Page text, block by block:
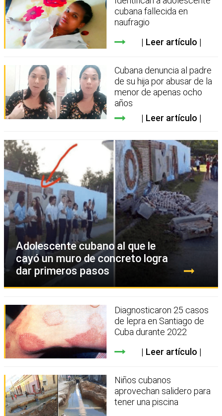
cubana fallecida en
naufragio
Leer artículo
Cubana denuncia al padre
de su hija por abusar de la
menor de apenas ocho
años
Leer artículo
Adolescente cubano al que le
cayó un muro de concreto logra
dar primeros pasos
Diagnosticaron 25 casos
de lepra en Santiago de
Cuba durante 2022
Leer artículo
Niños cubanos
aprovechan salidero para
tener una piscina